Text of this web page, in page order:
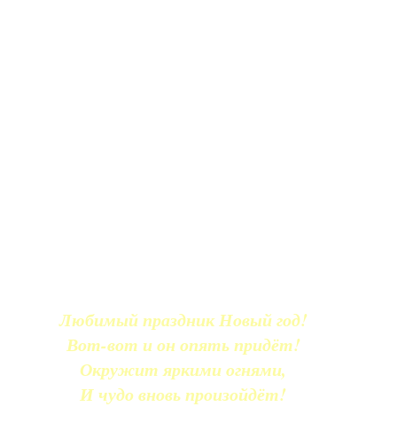
Любимый праздник Новый год!
Вот-вот и он опять придёт!
Окружит яркими огнями,
И чудо вновь произойдёт!